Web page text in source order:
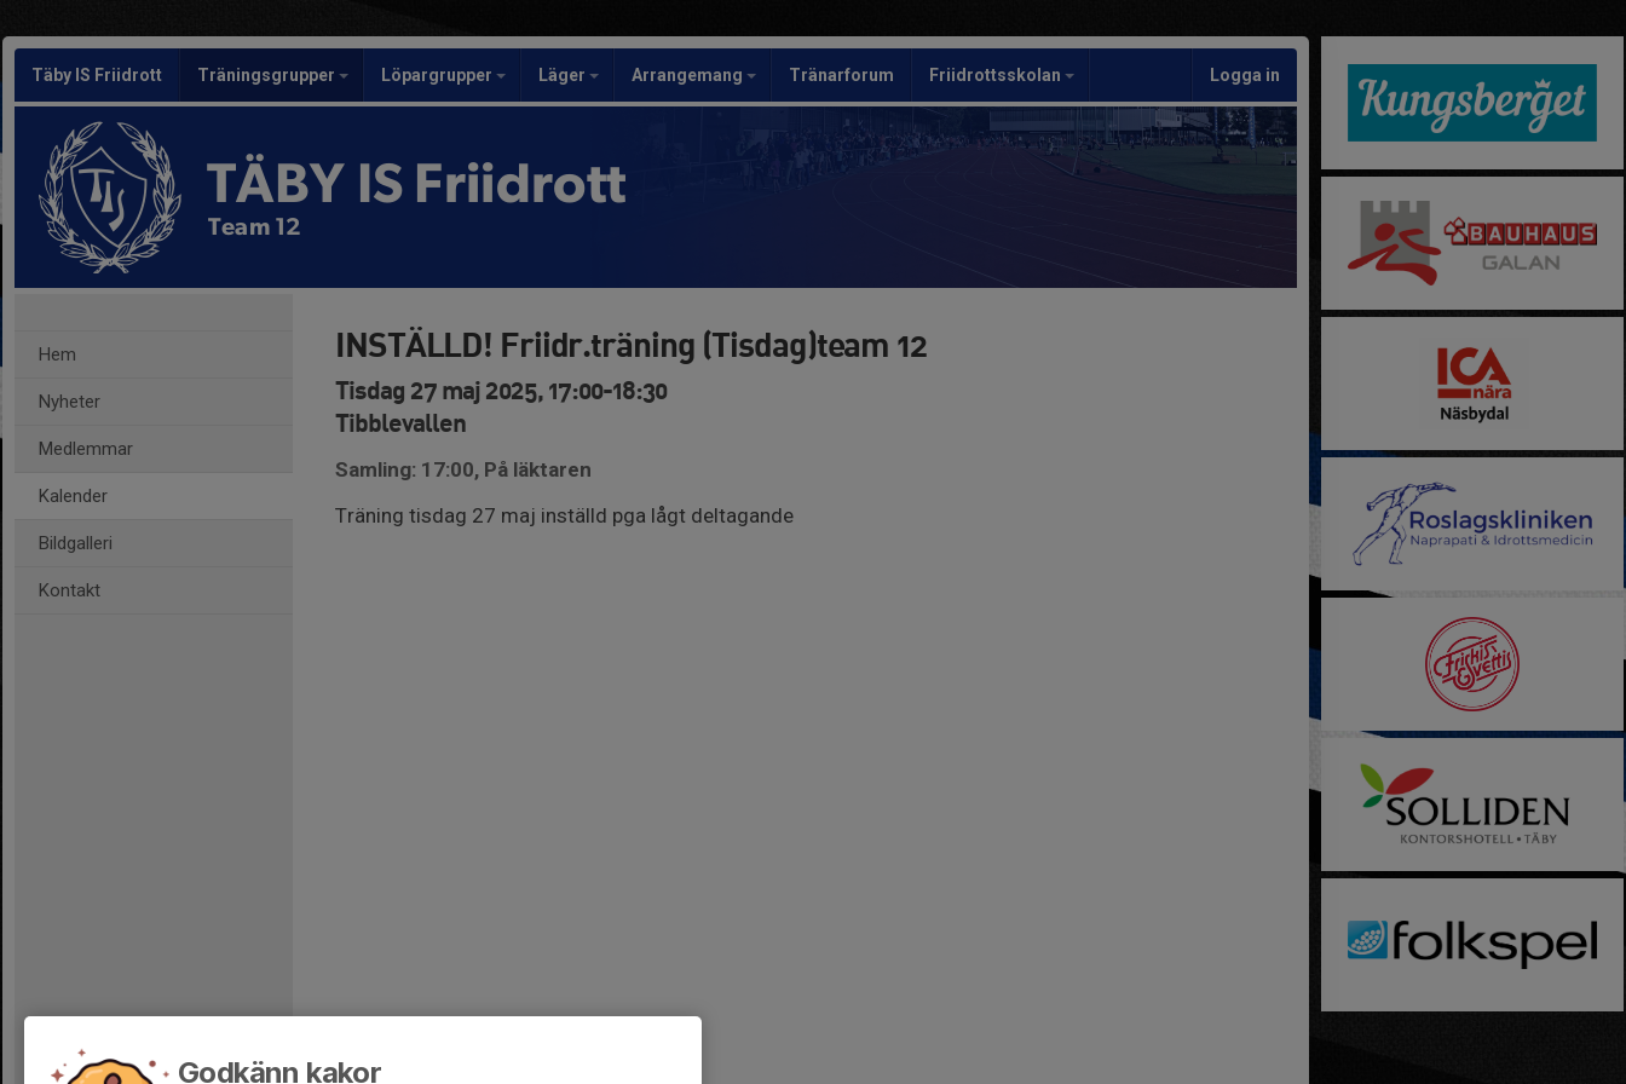
Täby IS Friidrott Träningsgrupper Löpargrupper Läger Arrangemang Tränarforum Friidrottsskolan Logga in
TÄBY IS Friidrott
Team 12
Hem
Nyheter
Medlemmar
Kalender
Bildgalleri
Kontakt
INSTÄLLD! Friidr.träning (Tisdag)team 12
Tisdag 27 maj 2025, 17:00-18:30
Tibblevallen
Samling: 17:00, På läktaren
Träning tisdag 27 maj inställd pga lågt deltagande
Godkänn kakor